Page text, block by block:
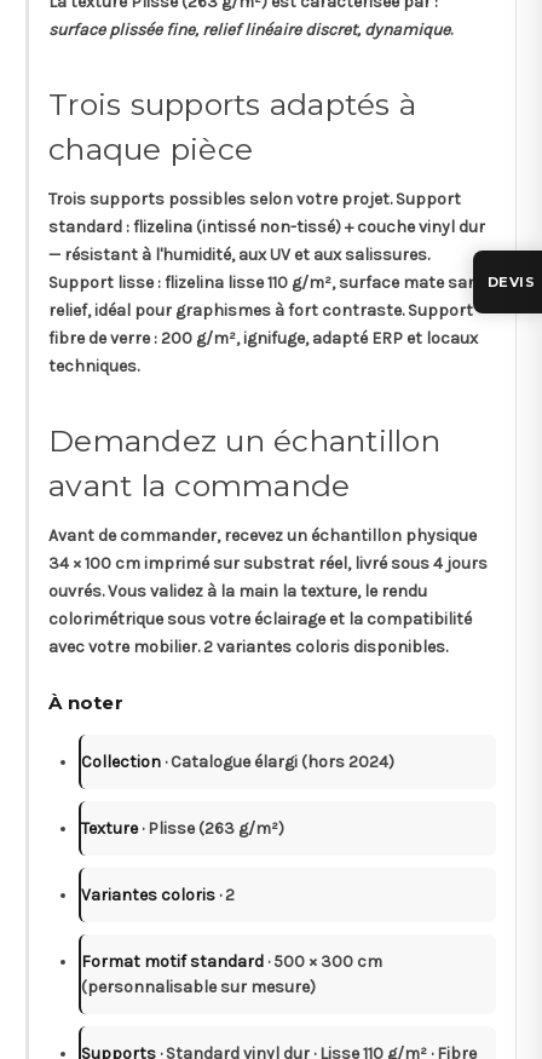
surface plissée fine, relief linéaire discret, dynamique.
Trois supports adaptés à
chaque pièce
Trois supports possibles selon votre projet.Support
standard : flizelina (intissé non-tissé) + couche vinyl dur
— résistant à l'humidité, aux UV et aux salissures.
Support lisse: flizelina lisse 110 g/m², surface mate sans
relief, idéal pour graphismes à fort contraste.Support
fibre de verre: 200 g/m², ignifuge, adapté ERP et locaux
techniques.
Demandez un échantillon
avant la commande
Avant de commander, recevez un échantillon physique
34 × 100 cmimprimé sur substrat réel, livré sous4 jours
ouvrés. Vous validez à la main la texture, le rendu
colorimétrique sous votre éclairage et la compatibilité
avec votre mobilier. 2 variantes coloris disponibles.
À noter
Collection · Catalogue élargi (hors 2024)
Texture· Plisse (263 g/m²)
Variantes coloris · 2
Format motif standard · 500 × 300 cm
(personnalisable sur mesure)
Supports · Standard vinyl dur · Lisse 110 g/m² · Fibre
DEVIS